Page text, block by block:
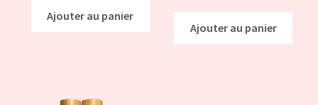
Ajouter au panier
Ajouter au panier